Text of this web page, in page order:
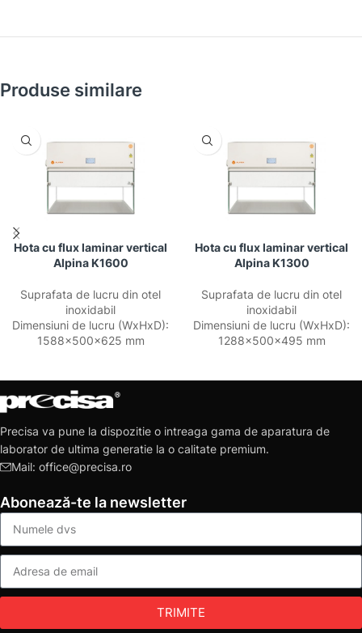
Produse similare
Hota cu flux laminar vertical
Alpina K1600
Suprafata de lucru din otel
inoxidabil
Dimensiuni de lucru (WxHxD):
1588x500x625 mm
Hota cu flux laminar vertical
Alpina K1300
Suprafata de lucru din otel
inoxidabil
Dimensiuni de lucru (WxHxD):
1288x500x495 mm
Precisa va pune la dispozitie o intreaga gama de aparatura de
laborator de ultima generatie la o calitate premium.
Mail: office@precisa.ro
Abonează-te la newsletter
TRIMITE